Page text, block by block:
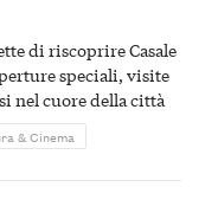
di riscoprire Casale
speciali, visite
nel cuore della città
& Cinema